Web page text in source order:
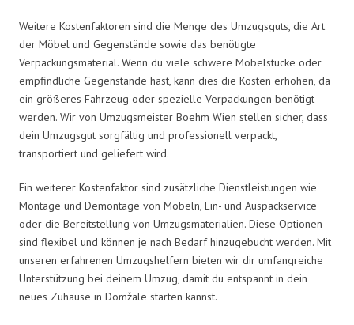
Weitere Kostenfaktoren sind die Menge des Umzugsguts, die Art
der Möbel und Gegenstände sowie das benötigte
Verpackungsmaterial. Wenn du viele schwere Möbelstücke oder
empfindliche Gegenstände hast, kann dies die Kosten erhöhen, da
ein größeres Fahrzeug oder spezielle Verpackungen benötigt
werden. Wir von Umzugsmeister Boehm Wien stellen sicher, dass
dein Umzugsgut sorgfältig und professionell verpackt,
transportiert und geliefert wird.
Ein weiterer Kostenfaktor sind zusätzliche Dienstleistungen wie
Montage und Demontage von Möbeln, Ein- und Auspackservice
oder die Bereitstellung von Umzugsmaterialien. Diese Optionen
sind flexibel und können je nach Bedarf hinzugebucht werden. Mit
unseren erfahrenen Umzugshelfern bieten wir dir umfangreiche
Unterstützung bei deinem Umzug, damit du entspannt in dein
neues Zuhause in Domžale starten kannst.